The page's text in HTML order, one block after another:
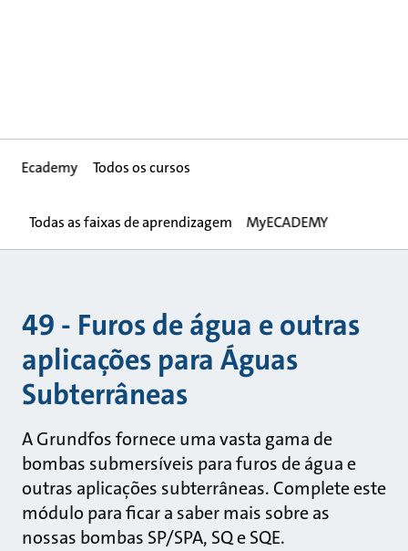
Ecademy Todos os cursos
Todas as faixas de aprendizagem MyECADEMY
49 - Furos de água e outras
aplicações para Águas
Subterrâneas
A Grundfos fornece uma vasta gama de
bombas submersíveis para furos de água e
outras aplicações subterrâneas. Complete este
módulo para ficar a saber mais sobre as
nossas bombas SP/SPA, SQ e SQE.